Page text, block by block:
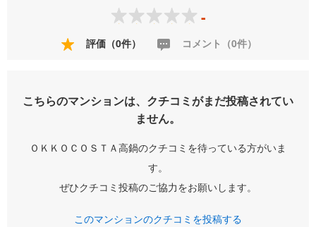
-
評価（0件） コメント（0件）
こちらのマンションは、クチコミがまだ投稿されてい
ません。
ＯＫＫＯＣＯＳＴＡ高鍋のクチコミを待っている方がいま
す。
ぜひクチコミ投稿のご協力をお願いします。
このマンションのクチコミを投稿する